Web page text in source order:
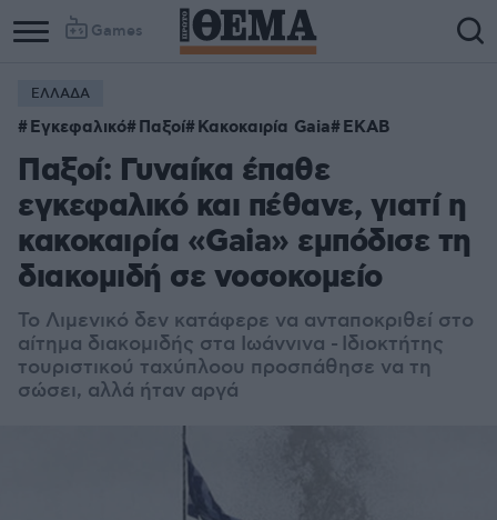
Games
ΕΛΛΑΔΑ
Εγκεφαλικό Παξοί Κακοκαιρία Gaia ΕΚΑΒ
Παξοί: Γυναίκα έπαθε
εγκεφαλικό και πέθανε, γιατί η
κακοκαιρία «Gaia» εμπόδισε τη
διακομιδή σε νοσοκομείο
Το Λιμενικό δεν κατάφερε να ανταποκριθεί στο
αίτημα διακομιδής στα Ιωάννινα - Ιδιοκτήτης
τουριστικού ταχύπλοου προσπάθησε να τη
σώσει, αλλά ήταν αργά